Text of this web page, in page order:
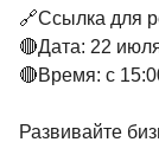
🔗Ссылка для
🔴Дата: 22
🔴Время: с
Развивайте